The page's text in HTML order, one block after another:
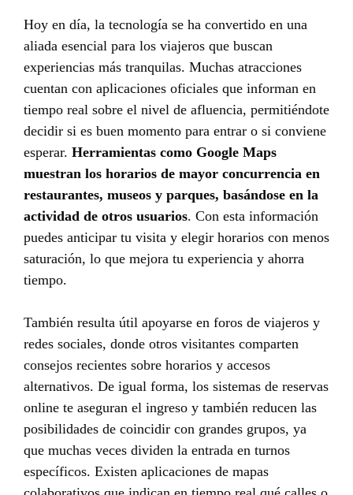
Hoy en día, la tecnología se ha convertido en una
aliada esencial para los viajeros que buscan
experiencias más tranquilas. Muchas atracciones
cuentan con aplicaciones oficiales que informan en
tiempo real sobre el nivel de afluencia, permitiéndote
decidir si es buen momento para entrar o si conviene
esperar. Herramientas como Google Maps
muestran los horarios de mayor concurrencia en
restaurantes, museos y parques, basándose en la
actividad de otros usuarios. Con esta información
puedes anticipar tu visita y elegir horarios con menos
saturación, lo que mejora tu experiencia y ahorra
tiempo.
También resulta útil apoyarse en foros de viajeros y
redes sociales, donde otros visitantes comparten
consejos recientes sobre horarios y accesos
alternativos. De igual forma, los sistemas de reservas
online te aseguran el ingreso y también reducen las
posibilidades de coincidir con grandes grupos, ya
que muchas veces dividen la entrada en turnos
específicos. Existen aplicaciones de mapas